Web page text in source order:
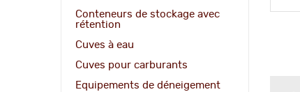
Conteneurs de stockage avec
rétention
Cuves à eau
Cuves pour carburants
Equipements de déneigement